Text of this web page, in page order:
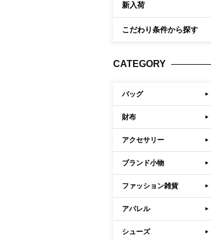
新入荷
こだわり条件から探す
CATEGORY
バッグ
財布
アクセサリー
ブランド小物
ファッション雑貨
アパレル
シューズ